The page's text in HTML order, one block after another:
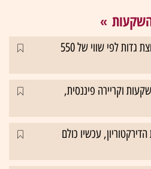
גד זאבי במגעים לרכישת קבוצת גדות לפי שווי של 550
השקעות וקריירה פיננסית,
עכשיו כולם